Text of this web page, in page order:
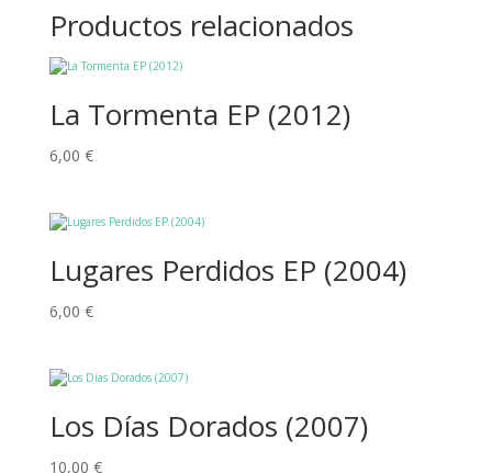
Productos relacionados
La Tormenta EP (2012)
6,00 €
Lugares Perdidos EP (2004)
6,00 €
Los Días Dorados (2007)
10,00 €